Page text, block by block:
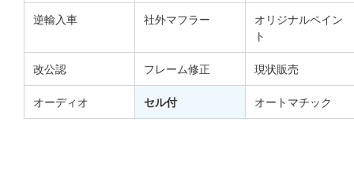
逆輸入車 社外マフラー
オリジナルペイン
ト
改公認 フレーム修正 現状販売
オーディオ セル付 オートマチック